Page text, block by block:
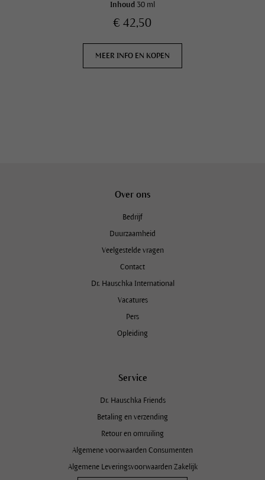
Inhoud 30 ml
€ 42,50
MEER INFO EN KOPEN
Over ons
Bedrijf
Duurzaamheid
Veelgestelde vragen
Contact
Dr. Hauschka International
Vacatures
Pers
Opleiding
Service
Dr. Hauschka Friends
Betaling en verzending
Retour en omruiling
Algemene voorwaarden Consumenten
Algemene Leveringsvoorwaarden Zakelijk